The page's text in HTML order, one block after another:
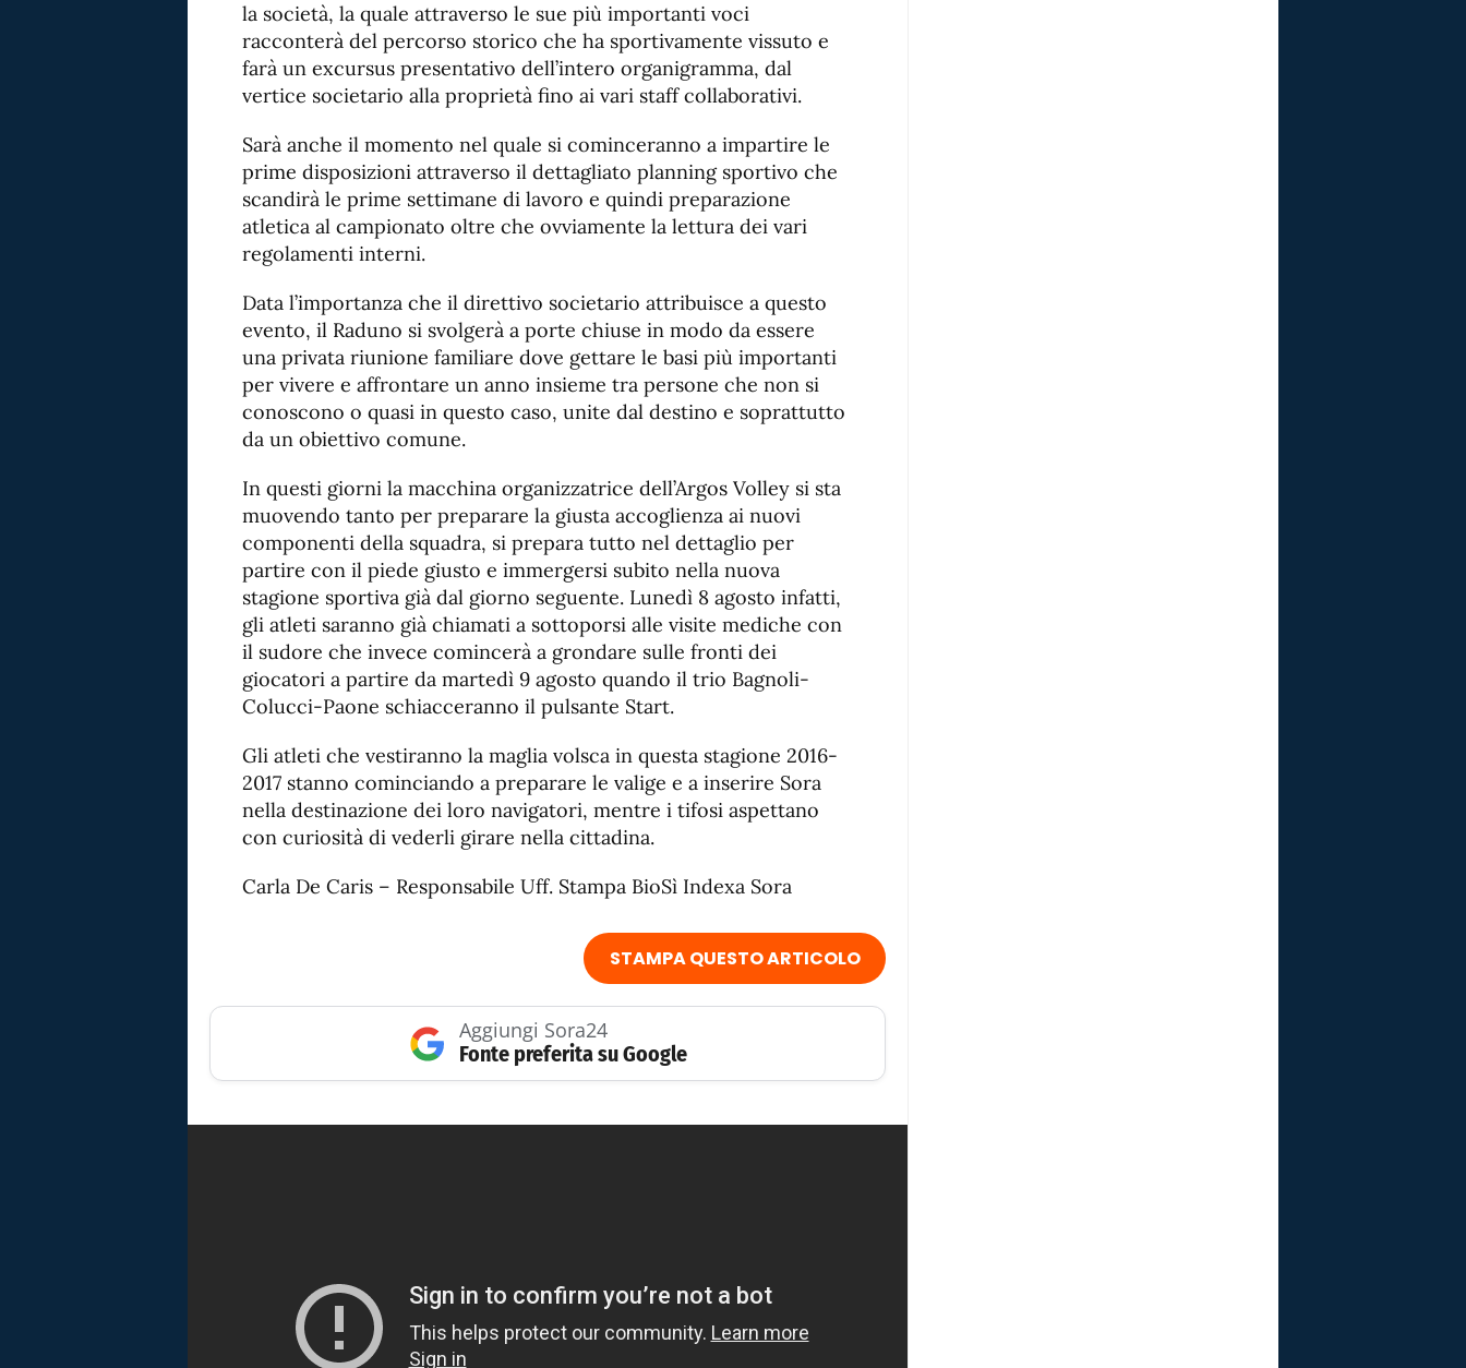
la società, la quale attraverso le sue più importanti voci
racconterà del percorso storico che ha sportivamente vissuto e
farà un excursus presentativo dell’intero organigramma, dal
vertice societario alla proprietà fino ai vari staff collaborativi.
Sarà anche il momento nel quale si cominceranno a impartire le
prime disposizioni attraverso il dettagliato planning sportivo che
scandirà le prime settimane di lavoro e quindi preparazione
atletica al campionato oltre che ovviamente la lettura dei vari
regolamenti interni.
Data l’importanza che il direttivo societario attribuisce a questo
evento, il Raduno si svolgerà a porte chiuse in modo da essere
una privata riunione familiare dove gettare le basi più importanti
per vivere e affrontare un anno insieme tra persone che non si
conoscono o quasi in questo caso, unite dal destino e soprattutto
da un obiettivo comune.
In questi giorni la macchina organizzatrice dell’Argos Volley si sta
muovendo tanto per preparare la giusta accoglienza ai nuovi
componenti della squadra, si prepara tutto nel dettaglio per
partire con il piede giusto e immergersi subito nella nuova
stagione sportiva già dal giorno seguente. Lunedì 8 agosto infatti,
gli atleti saranno già chiamati a sottoporsi alle visite mediche con
il sudore che invece comincerà a grondare sulle fronti dei
giocatori a partire da martedì 9 agosto quando il trio Bagnoli-
Colucci-Paone schiacceranno il pulsante Start.
Gli atleti che vestiranno la maglia volsca in questa stagione 2016-
2017 stanno cominciando a preparare le valige e a inserire Sora
nella destinazione dei loro navigatori, mentre i tifosi aspettano
con curiosità di vederli girare nella cittadina.
Carla De Caris – Responsabile Uff. Stampa BioSì Indexa Sora
STAMPA QUESTO ARTICOLO
Aggiungi Sora24
Fonte preferita su Google